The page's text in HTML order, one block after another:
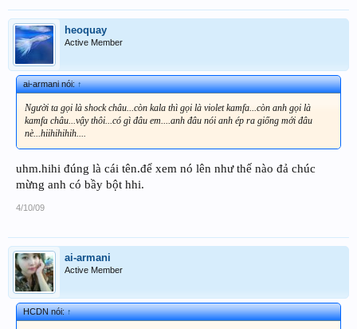
heoquay
Active Member
ai-armani nói:↑
Người ta gọi là shock châu...còn kala thì gọi là violet kamfa...còn anh gọi là
kamfa châu...vậy thôi...có gì đâu em....anh đâu nói anh ép ra giống mới đâu
nè...hiihihihih....
uhm.hihi đúng là cái tên.để xem nó lên như thế nào đả chúc
mừng anh có bầy bột hhi.
4/10/09
ai-armani
Active Member
HCDN nói:↑